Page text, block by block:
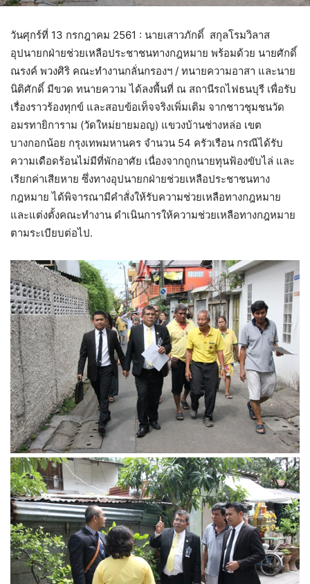
วันศุกร์ที่ 13 กรกฎาคม 2561 : นายเสาวภักดิ์ สกุลโรมวิลาส
อุปนายกฝ่ายช่วยเหลือประชาชนทางกฎหมาย พร้อมด้วย นายศักดิ์
ณรงค์ พวงศิริ คณะทำงานกลั่นกรองฯ / ทนายความอาสา และนาย
นิติศักดิ์ มีขวด ทนายความ ได้ลงพื้นที่ ณ สถานีรถไฟธนบุรี เพื่อรับ
เรื่องราวร้องทุกข์ และสอบข้อเท็จจริงเพิ่มเติม จากชาวชุมชนวัด
อมรทายิการาม (วัดใหม่ยายมอญ) แขวงบ้านช่างหล่อ เขต
บางกอกน้อย กรุงเทพมหานคร จำนวน 54 ครัวเรือน กรณีได้รับ
ความเดือดร้อนไม่มีที่พักอาศัย เนื่องจากถูกนายทุนฟ้องขับไล่ และ
เรียกค่าเสียหาย ซึ่งทางอุปนายกฝ่ายช่วยเหลือประชาชนทาง
กฎหมาย ได้พิจารณามีคำสั่งให้รับความช่วยเหลือทางกฎหมาย
และแต่งตั้งคณะทำงาน ดำเนินการให้ความช่วยเหลือทางกฎหมาย
ตามระเบียบต่อไป.